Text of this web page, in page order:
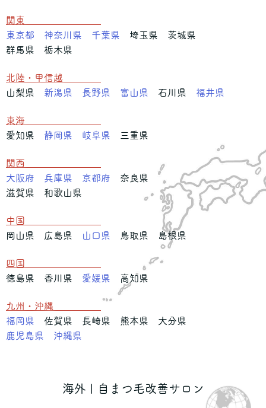
関東
東京都
神奈川県 千葉県 埼玉県 茨城県
群馬県 栃木県
北陸・甲信越
山梨県 新潟県 長野県 富山県 石川県 福井県
東海
愛知県 静岡県 岐阜県 三重県
関西
大阪府
兵庫県 京都府 奈良県
滋賀県 和歌山県
中国
岡山県 広島県
山口県 鳥取県 島根県
四国
徳島県 香川県 愛媛県 高知県
九州・沖縄
福岡県 佐賀県 長崎県 熊本県 大分県
鹿児島県
沖縄県
海外 | 自まつ毛改善サロン